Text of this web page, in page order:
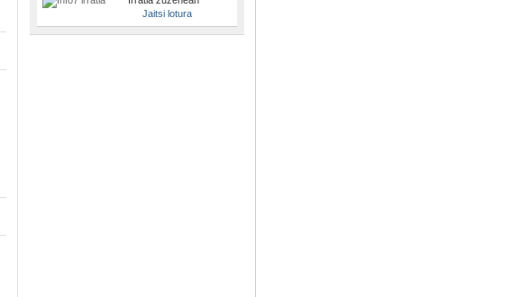
Jaitsi lotura